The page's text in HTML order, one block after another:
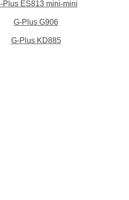
Plus ES813 mini-mini
G-Plus G906
G-Plus KD885